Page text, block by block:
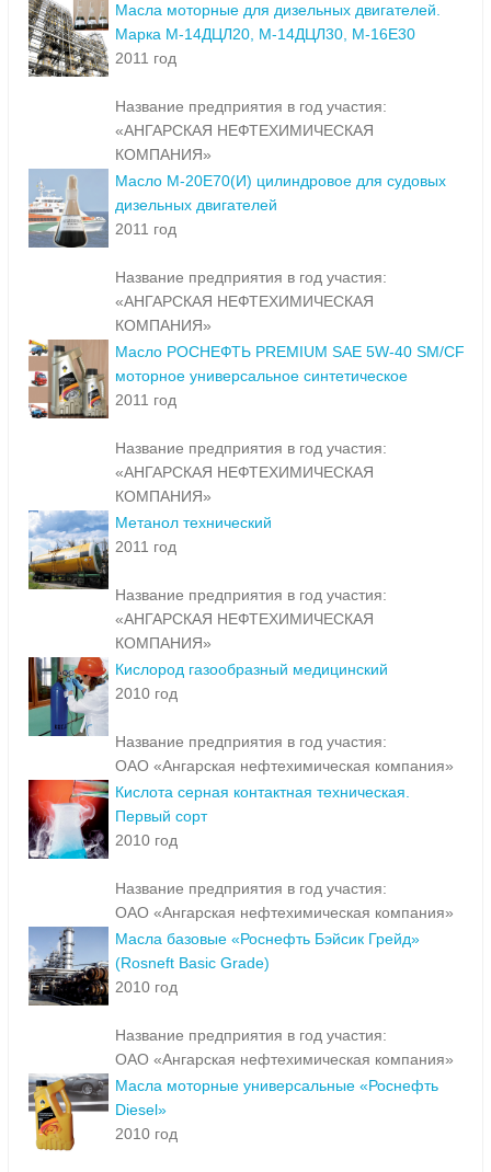
Масла моторные для дизельных двигателей.
Марка М-14ДЦЛ20, М-14ДЦЛ30, М-16Е30
2011 год
Название предприятия в год участия:
«АНГАРСКАЯ НЕФТЕХИМИЧЕСКАЯ
КОМПАНИЯ»
Масло М-20Е70(И) цилиндровое для судовых
дизельных двигателей
2011 год
Название предприятия в год участия:
«АНГАРСКАЯ НЕФТЕХИМИЧЕСКАЯ
КОМПАНИЯ»
Масло РОСНЕФТЬ PREMIUM SAE 5W-40 SM/CF
моторное универсальное синтетическое
2011 год
Название предприятия в год участия:
«АНГАРСКАЯ НЕФТЕХИМИЧЕСКАЯ
КОМПАНИЯ»
Метанол технический
2011 год
Название предприятия в год участия:
«АНГАРСКАЯ НЕФТЕХИМИЧЕСКАЯ
КОМПАНИЯ»
Кислород газообразный медицинский
2010 год
Название предприятия в год участия:
ОАО «Ангарская нефтехимическая компания»
Кислота серная контактная техническая.
Первый сорт
2010 год
Название предприятия в год участия:
ОАО «Ангарская нефтехимическая компания»
Масла базовые «Роснефть Бэйсик Грейд»
(Rosneft Basic Grade)
2010 год
Название предприятия в год участия:
ОАО «Ангарская нефтехимическая компания»
Масла моторные универсальные «Роснефть
Diesel»
2010 год